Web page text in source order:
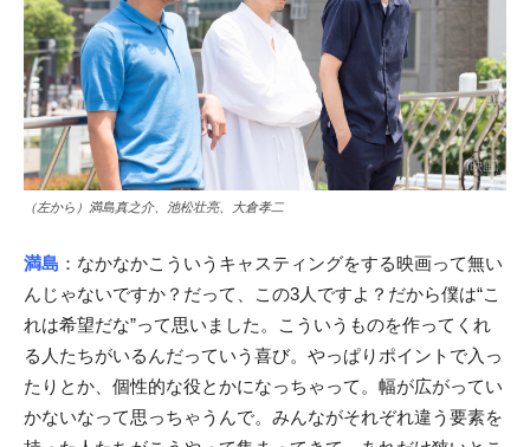
（左から）満島真之介、池松壮亮、大倉孝二
満島 ：なかなかこういうキャスティングをする映画って無い
んじゃないですか？だって、この3人ですよ？だから僕は“こ
れは希望だな”って思いました。こういうものを作ってくれ
る人たちがいるんだっていう喜び。やっぱりポイントで入っ
たりとか、個性的な役とかになっちゃって。幅が広がってい
かないなって思っちゃうんで。みんながそれぞれ違う要素を